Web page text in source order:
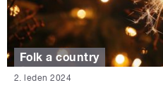
Folk a country
2. leden 2024